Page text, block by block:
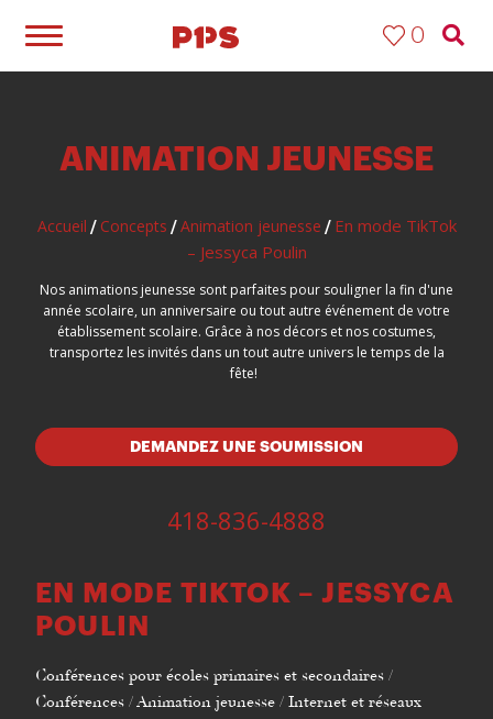
0
ANIMATION JEUNESSE
Accueil / Concepts / Animation jeunesse / En mode TikTok
– Jessyca Poulin
Nos animations jeunesse sont parfaites pour souligner la fin d'une
année scolaire, un anniversaire ou tout autre événement de votre
établissement scolaire. Grâce à nos décors et nos costumes,
transportez les invités dans un tout autre univers le temps de la
fête!
DEMANDEZ UNE SOUMISSION
418-836-4888
EN MODE TIKTOK – JESSYCA
POULIN
Conférences pour écoles primaires et secondaires /
Conférences / Animation jeunesse / Internet et réseaux